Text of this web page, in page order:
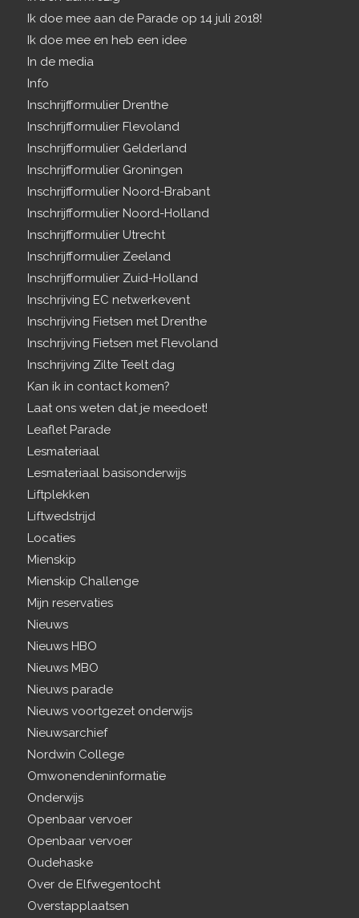
Ik doe mee aan de Parade op 14 juli 2018!
Ik doe mee en heb een idee
In de media
Info
Inschrijfformulier Drenthe
Inschrijfformulier Flevoland
Inschrijfformulier Gelderland
Inschrijfformulier Groningen
Inschrijfformulier Noord-Brabant
Inschrijfformulier Noord-Holland
Inschrijfformulier Utrecht
Inschrijfformulier Zeeland
Inschrijfformulier Zuid-Holland
Inschrijving EC netwerkevent
Inschrijving Fietsen met Drenthe
Inschrijving Fietsen met Flevoland
Inschrijving Zilte Teelt dag
Kan ik in contact komen?
Laat ons weten dat je meedoet!
Leaflet Parade
Lesmateriaal
Lesmateriaal basisonderwijs
Liftplekken
Liftwedstrijd
Locaties
Mienskip
Mienskip Challenge
Mijn reservaties
Nieuws
Nieuws HBO
Nieuws MBO
Nieuws parade
Nieuws voortgezet onderwijs
Nieuwsarchief
Nordwin College
Omwonendeninformatie
Onderwijs
Openbaar vervoer
Openbaar vervoer
Oudehaske
Over de Elfwegentocht
Overstapplaatsen